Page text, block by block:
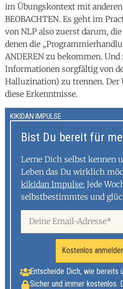
im Übungskontext mit
BEOBACHTEN. Es geht im
von NLP also zuerst darum,
denen die
ANDEREN zu bekommen. Und
Informationen sorgfältig von
Halluzination) zu trennen.
diese Erkenntnisse.
KIKIDAN IMPULSE
Bist Du bereit für
Lerne Dich selbst kennen
Leben das Du wirklich
kikidan Impulse: Jede
selbstbestimmtes und
Kostenlos
Entscheide Dich, wie bereits
Sicher und immer kostenlos.